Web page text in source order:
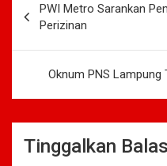
pos
PWI Metro Sarankan
Perizinan
Oknum PNS
Tinggalkan